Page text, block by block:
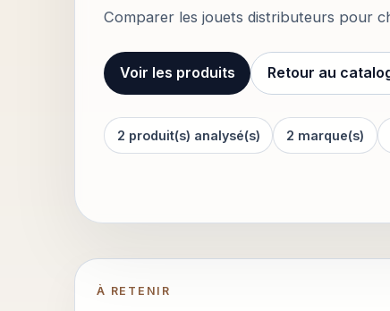
Comparer les jouets distributeurs pour
Voir les produits Retour au
2 produit(s) analysé(s) 2 marque(s)
À RETENIR